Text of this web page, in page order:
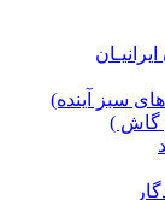
سبز آینده)
گاش )